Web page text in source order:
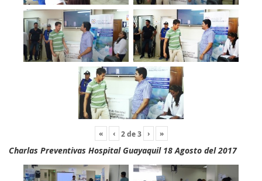
« ‹ 2de3 › »
Charlas Preventivas Hospital Guayaquil 18 Agosto del 2017